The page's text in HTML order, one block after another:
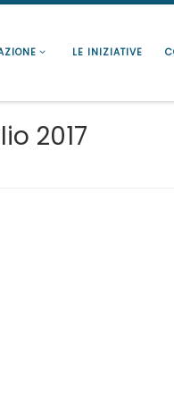
LE INIZIATIVE
2017